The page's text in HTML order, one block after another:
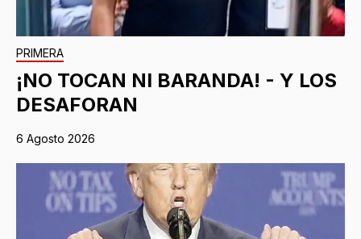
PRIMERA
¡NO TOCAN NI BARANDA! - Y LOS
DESAFORAN
6 Agosto 2026